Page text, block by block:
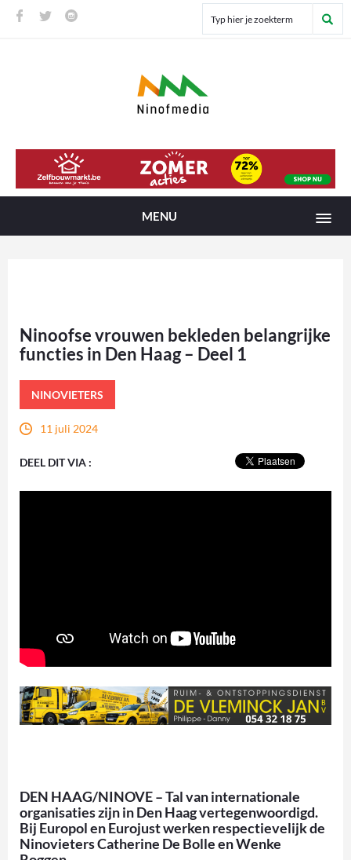
MENU
Ninoofse vrouwen bekleden belangrijke
functies in Den Haag – Deel 1
NINOVIETERS
11 juli 2024
DEEL DIT VIA :
DEN HAAG/NINOVE – Tal van internationale
organisaties zijn in Den Haag vertegenwoordigd.
Bij Europol en Eurojust werken respectievelijk de
Ninovieters Catherine De Bolle en Wenke